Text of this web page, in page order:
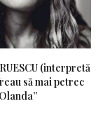
(interpretă
să mai petrec